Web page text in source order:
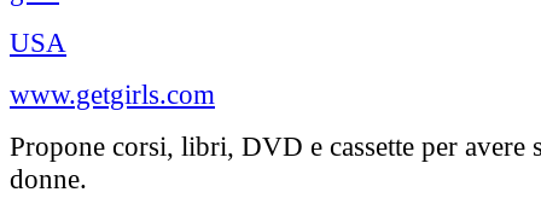
USA
www.getgirls.com
Propone corsi, libri, DVD e cassette per avere
donne.